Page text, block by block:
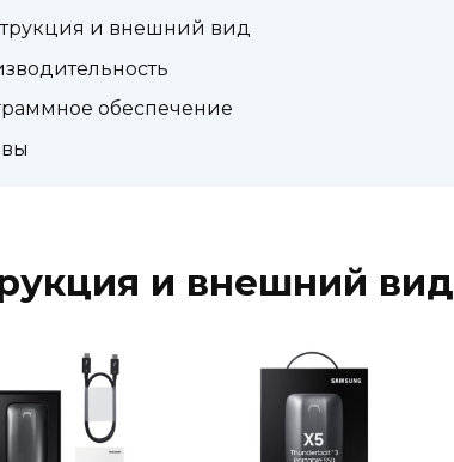
и внешний вид
обеспечение
и внешний вид